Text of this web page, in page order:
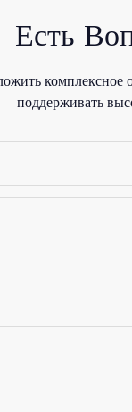
Есть
комплексное
поддерживать